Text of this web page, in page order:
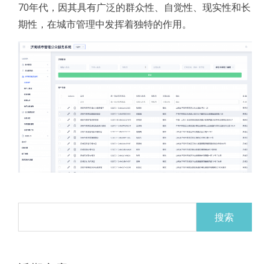
70年代，因其具有广泛的群众性、自觉性、现实性和长
期性，在城市管理中发挥着独特的作用。